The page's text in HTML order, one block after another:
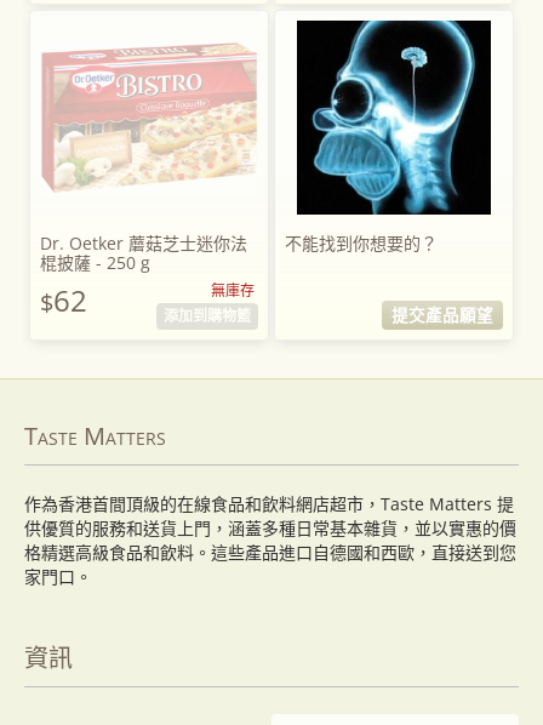
Dr. Oetker 蘑菇芝士迷你法
棍披薩 - 250 g
$62
無庫存
添加到購物籃
不能找到你想要的？
提交產品願望
Taste Matters
作為香港首間頂級的在線食品和飲料網店超市，Taste Matters 提
供優質的服務和送貨上門，涵蓋多種日常基本雜貨，並以實惠的價
格精選高級食品和飲料。這些產品進口自德國和西歐，直接送到您
家門口。
資訊